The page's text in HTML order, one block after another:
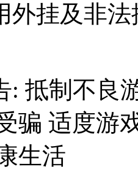
外挂及非
: 抵制不良
骗 适度游
生活